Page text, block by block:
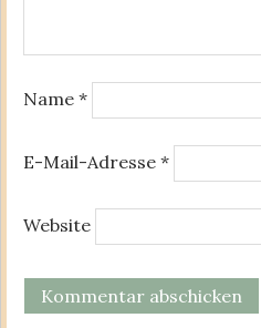
Name *
E-Mail-Adresse *
Website